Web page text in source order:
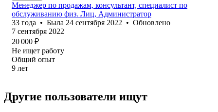
Менеджер по продажам, консультант, специалист по
обслуживанию физ. Лиц, Администратор
33 года • Была 24 сентября 2022 • Обновлено
7 сентября 2022
20 000 ₽
Не ищет работу
Общий опыт
9 лет
Другие пользователи ищут